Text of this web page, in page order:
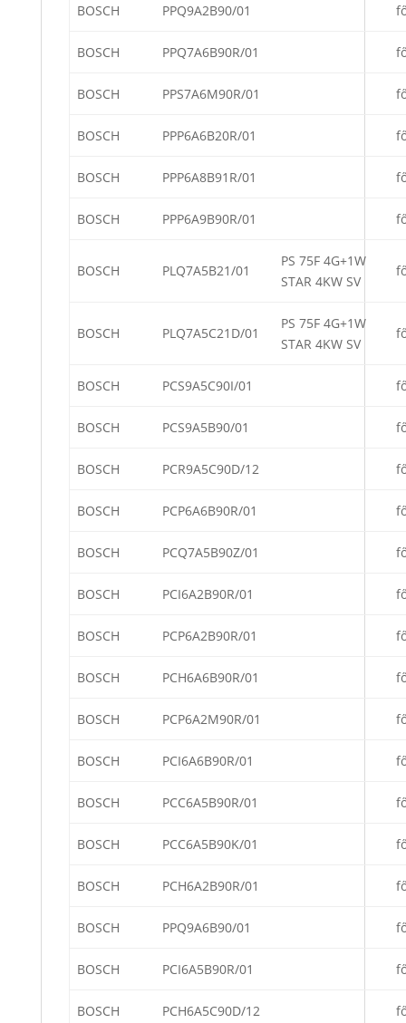
BOSCH PPQ9A2B90/01
BOSCH PPQ7A6B90R/01
BOSCH PPS7A6M90R/01
BOSCH PPP6A6B20R/01
BOSCH PPP6A8B91R/01
BOSCH PPP6A9B90R/01
BOSCH PLQ7A5B21/01
PS 75F 4G+1W
STAR 4KW SV
BOSCH PLQ7A5C21D/01
PS 75F 4G+1W
STAR 4KW SV
BOSCH PCS9A5C90I/01
BOSCH PCS9A5B90/01
BOSCH PCR9A5C90D/12
BOSCH PCP6A6B90R/01
BOSCH PCQ7A5B90Z/01
BOSCH PCI6A2B90R/01
BOSCH PCP6A2B90R/01
BOSCH PCH6A6B90R/01
BOSCH PCP6A2M90R/01
BOSCH PCI6A6B90R/01
BOSCH PCC6A5B90R/01
BOSCH PCC6A5B90K/01
BOSCH PCH6A2B90R/01
BOSCH PPQ9A6B90/01
BOSCH PCI6A5B90R/01
BOSCH PCH6A5C90D/12